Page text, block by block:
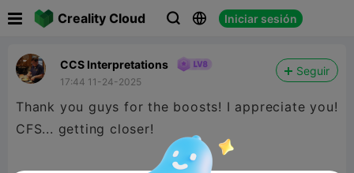
Creality Cloud   Iniciar sesión
CCS Interpretations
17:44 11-24-2025
Seguir
Thank you guys for the boosts! I appreciate you!
CFS... getting closer!